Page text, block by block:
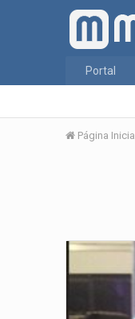
Portal
Página Inicial